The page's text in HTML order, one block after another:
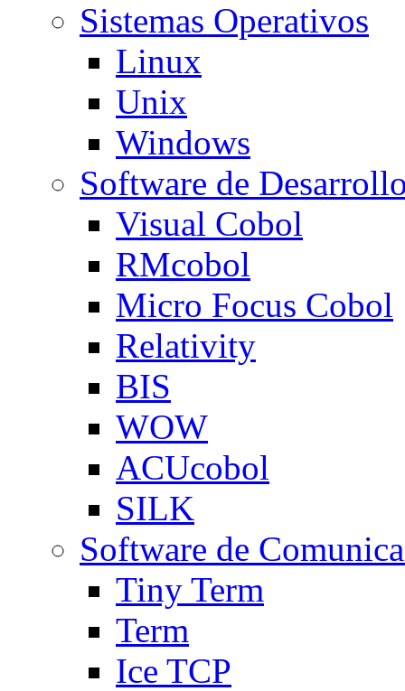
Sistemas Operativos
Linux
Unix
Windows
Software de
Visual Cobol
RMcobol
Micro Focus Cobol
Relativity
BIS
WOW
ACUcobol
SILK
Software de
Tiny Term
Term
Ice TCP